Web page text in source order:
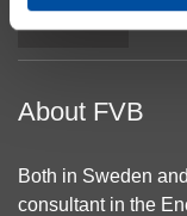
Top
About FVB
Both in Sweden
consultant in the